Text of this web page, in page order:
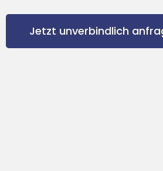
Jetzt unverbindlich